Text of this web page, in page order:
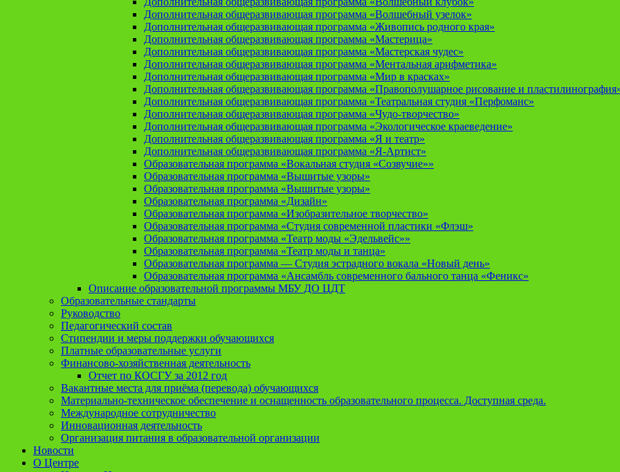
Дополнительная общеразвивающая программа «Волшебный узелок»
Дополнительная общеразвивающая программа «Живопись родного края»
Дополнительная общеразвивающая программа «Мастерица»
Дополнительная общеразвивающая программа «Мастерская чудес»
Дополнительная общеразвивающая программа «Ментальная арифметика»
Дополнительная общеразвивающая программа «Мир в красках»
Дополнительная общеразвивающая программа «Правополушарное рисование и
Дополнительная общеразвивающая программа «Театральная студия «Перфоманс»
Дополнительная общеразвивающая программа «Чудо-творчество»
Дополнительная общеразвивающая программа «Экологическое краеведение»
Дополнительная общеразвивающая программа «Я и театр»
Дополнительная общеразвивающая программа «Я-Артист»
Образовательная программа «Вокальная студия «Созвучие»»
Образовательная программа «Вышитые узоры»
Образовательная программа «Вышитые узоры»
Образовательная программа «Дизайн»
Образовательная программа «Изобразительное творчество»
Образовательная программа «Студия современной пластики «Флэш»
Образовательная программа «Театр моды «Эдельвейс»»
Образовательная программа «Театр моды и танца»
Образовательная программа — Студия эстрадного вокала «Новый день»
Образовательная программа «Ансамбль современного бального танца «Феникс»
Описание образовательной программы МБУ ДО ЦДТ
Образовательные стандарты
Руководство
Педагогический состав
Стипендии и меры поддержки обучающихся
Платные образовательные услуги
Финансово-хозяйственная деятельность
Отчет по КОСГУ за 2012 год
Вакантные места для приёма (перевода) обучающихся
Материально-техническое обеспечение и оснащенность образовательного процесса. Доступная среда.
Международное сотрудничество
Инновационная деятельность
Организация питания в образовательной организации
Новости
О Центре